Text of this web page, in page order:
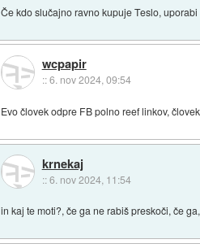
Če kdo slučajno ravno kupuje Teslo,
wcpapir
::6. nov 2024, 09:54
Evo človek odpre FB polno reef linkov,
krnekaj
::6. nov 2024, 11:54
in kaj te moti?, če ga ne rabiš preskoči, če